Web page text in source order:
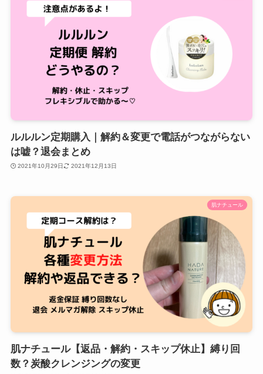
ルルルン定期購入｜解約＆変更で電話がつながらない
は嘘？退会まとめ
2021年10月29日 2021年12月13日
肌ナチュール
肌ナチュール【返品・解約・スキップ休止】縛り回
数？炭酸クレンジングの変更